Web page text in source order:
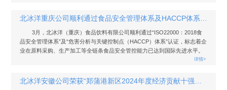
北冰洋重庆公司顺利通过食品安全管理体系及HACCP体系认证
3月，北冰洋（重庆）食品饮料有限公司顺利通过“ISO22000：2018食
品安全管理体系”及“危害分析与关键控制点（HACCP）体系”认证，标志着企
业在原料采购、生产加工等全链条食品安全管控能力已达到国际先进水平。
详情>